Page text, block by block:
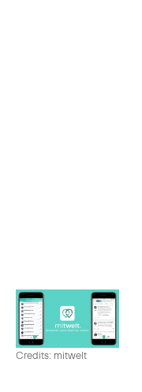
Credits: mitwelt